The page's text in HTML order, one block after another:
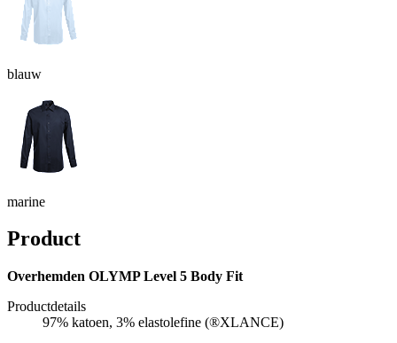
blauw
marine
Product
Overhemden OLYMP Level 5 Body Fit
Productdetails
97% katoen, 3% elastolefine (®XLANCE)